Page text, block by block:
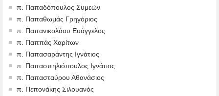
π. Παπαδόπουλος Συμεών
π. Παπαθωμάς Γρηγόριος
π. Παπανικολάου Ευάγγελος
π. Παππάς Χαρίτων
π. Παπασαράντης Ιγνάτιος
π. Παπασπηλιόπουλος Ιγνάτιος
π. Παπασταύρου Αθανάσιος
π. Πεπονάκης Σιλουανός